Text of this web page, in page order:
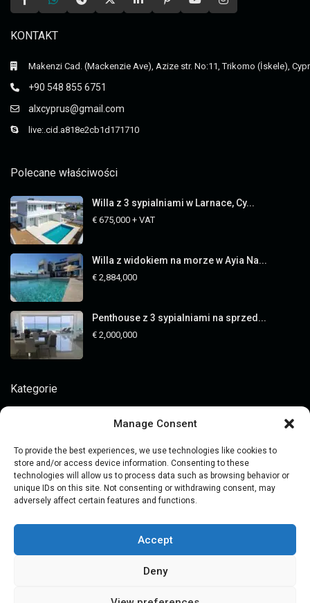
Manage Consent
To provide the best experiences, we use technologies like cookies to
store and/or access device information. Consenting to these
technologies will allow us to process data such as browsing behavior or
unique IDs on this site. Not consenting or withdrawing consent, may
adversely affect certain features and functions.
Accept
Deny
KONTAKT
Makenzi Cad. (Mackenzie Ave), Azize str. No:11, Trikomo (İskele),
+90 548 855 6751
alxcyprus@gmail.com
live:.cid.a818e2cb1d171710
Polecane właściwości
Willa z 3 sypialniami w Larnace, Cy...
€ 675,000+ VAT
Willa z widokiem na morze w Ayia Na...
€ 2,884,000
Penthouse z 3 sypialniami na sprzed...
€ 2,000,000
Kategorie
Inwestycje w nieruchomości
Kupowanie nieruchomości
Oglądanie nieruchomości
Poradniki